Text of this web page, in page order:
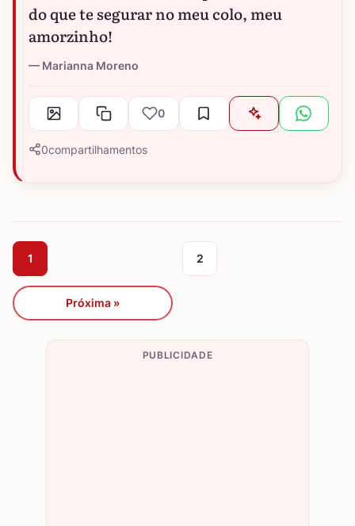
do que te segurar no meu colo, meu
amorzinho!
Marianna Moreno
0
0compartilhamentos
1 2
Próxima »
PUBLICIDADE